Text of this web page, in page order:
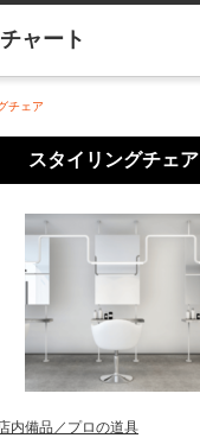
チェア
スタイリングチェア
内備品／プロの道具